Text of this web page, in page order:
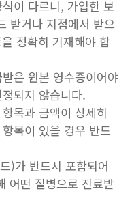
이 다르니, 가입한 보
받거나 지점에서 받으
정확히 기재해야 합
은 원본 영수증이어야
되지 않습니다.
목과 금액이 상세히
목이 있을 경우 반드
)가 반드시 포함되어
어떤 질병으로 진료받